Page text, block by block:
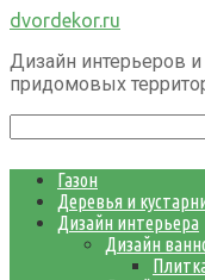
Перейти
контенту
dvordekor.ru
Дизайн интерьеров
придомовых
Газон
Деревья и
Дизайн интерьера
Дизайн